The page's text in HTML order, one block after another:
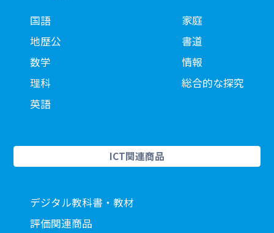
国語
地歴公
数学
理科
英語
家庭
書道
情報
総合的な探究
ICT関連商品
デジタル教科書・教材
評価関連商品